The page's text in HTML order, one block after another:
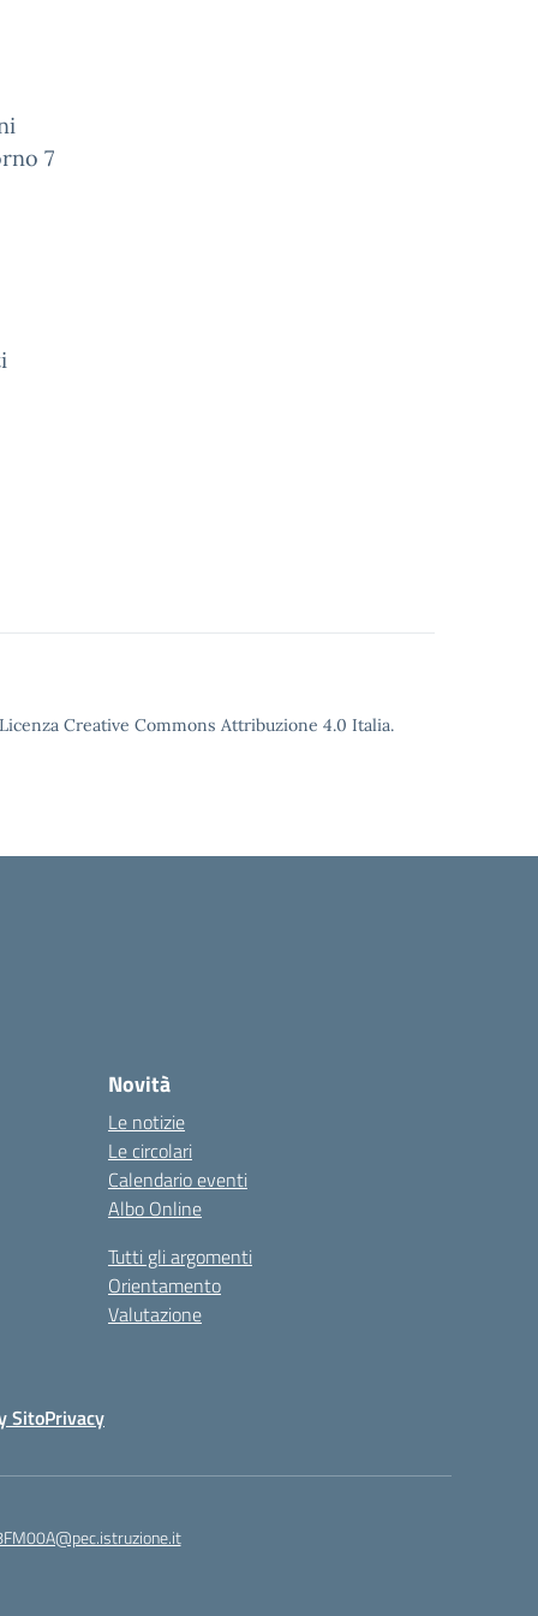
7
Creative Commons Attribuzione 4.0 Italia.
Novità
Le notizie
Le circolari
Calendario eventi
Albo Online
Tutti gli argomenti
Orientamento
Valutazione
SitoPrivacy